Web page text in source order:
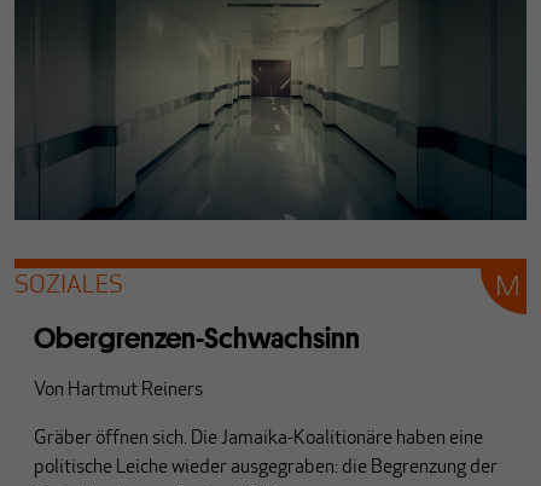
SOZIALES
Obergrenzen-Schwachsinn
Von Hartmut Reiners
Gräber öffnen sich. Die Jamaika-Koalitionäre haben eine
politische Leiche wieder ausgegraben: die Begrenzung der